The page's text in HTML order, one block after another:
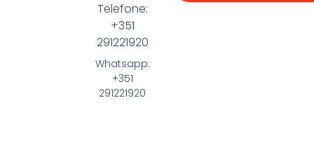
Telefone:
+351
291221920
Whatsapp:
+351
291221920